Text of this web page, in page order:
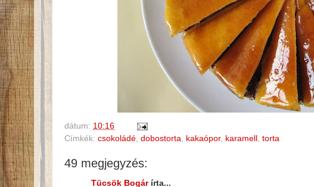
dátum: 10:16
Címkék: csokoládé dobostorta kakaópor, karamell torta
49 megjegyzés:
Tücsök Bogárírta...